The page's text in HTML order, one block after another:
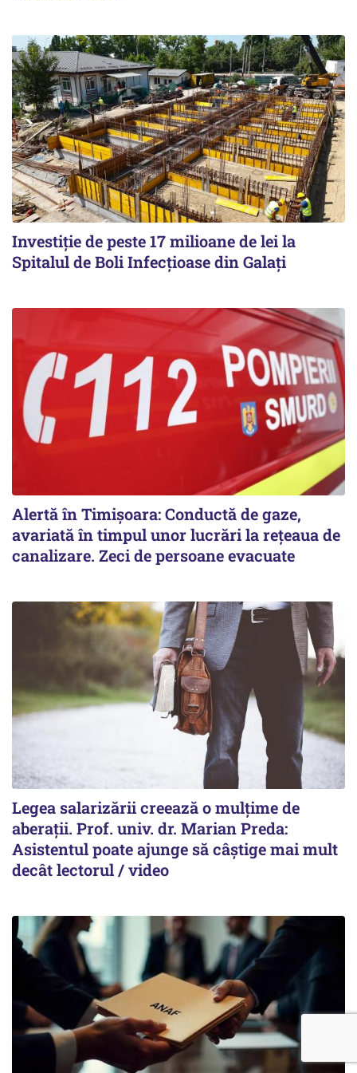
Investiție de peste 17 milioane de lei la
Spitalul de Boli Infecțioase din Galați
Alertă în Timișoara: Conductă de gaze,
avariată în timpul unor lucrări la rețeaua de
canalizare. Zeci de persoane evacuate
Legea salarizării creează o mulțime de
aberații. Prof. univ. dr. Marian Preda:
Asistentul poate ajunge să câștige mai mult
decât lectorul / video